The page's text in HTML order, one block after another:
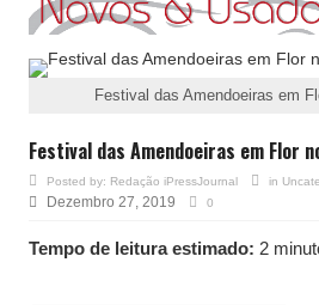
Festival das Amendoeiras em
Festival das Amendoeiras em Flor
Posted by: Redação iPressJournal in
Dezembro 27, 2019 0
Tempo de leitura estimado: 2